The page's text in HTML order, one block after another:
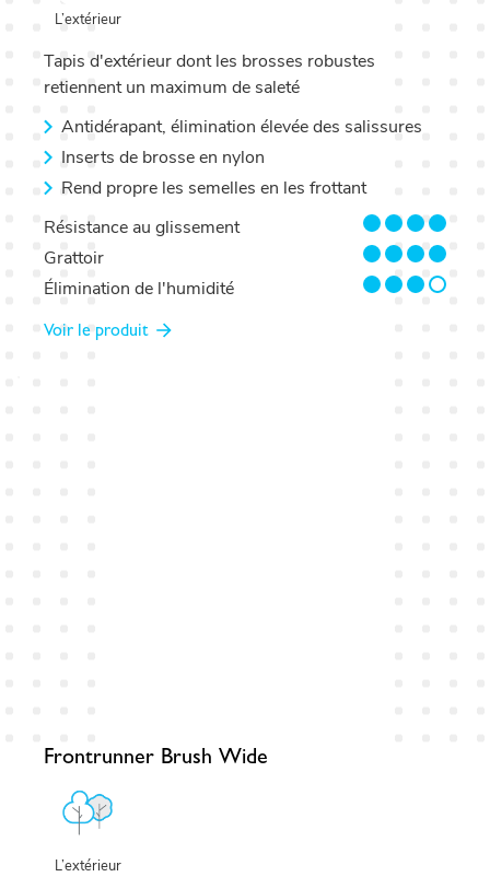
L’extérieur
Tapis d'extérieur dont les brosses robustes
retiennent un maximum de saleté
Antidérapant, élimination élevée des salissures
Inserts de brosse en nylon
Rend propre les semelles en les frottant
Résistance au glissement
4/4
Grattoir
4/4
Élimination de l'humidité
3/4
Voir le produit
Frontrunner Brush Wide
L’extérieur